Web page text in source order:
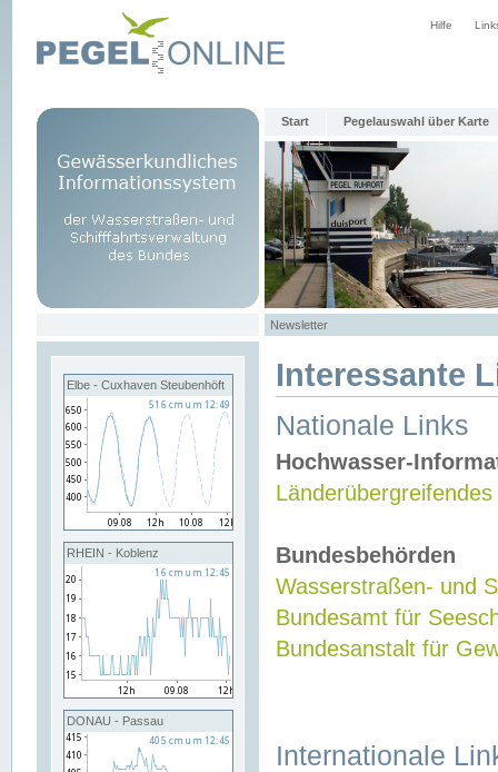
Hilfe
Start Pegelauswahl über Karte
Newsletter
Elbe - Cuxhaven Steubenhöft
RHEIN - Koblenz
DONAU - Passau
Interessante
Nationale Links
Hochwasser-
Bundesbehörden
Wasserstraßen- und
Bundesamt für
Bundesanstalt für
Internationale